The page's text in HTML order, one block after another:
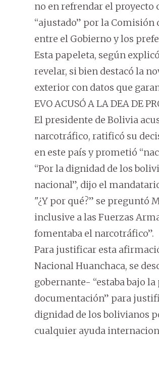
no en refrendar el
“ajustado” por la Comisión
entre el Gobierno y los
Esta papeleta, según
revelar, si bien destacó la
exterior con datos que
EVO ACUSÓ A LA DEA DE
El presidente de Bolivia
narcotráfico, ratificó su
en este país y prometió
“Por la dignidad de los
nacional”, dijo el
"¿Y por qué?” se preguntó
inclusive a las Fuerzas
fomentaba el narcotráfico”.
Para justificar esta
Nacional Huanchaca, se
gobernante- “estaba bajo la
documentación” para
dignidad de los bolivianos
cualquier ayuda